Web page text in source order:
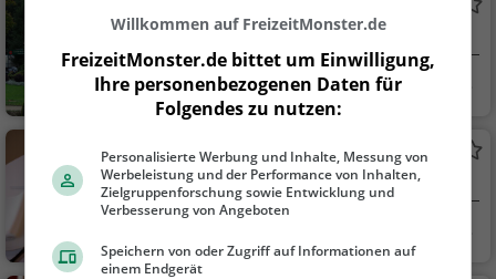
Restaurant in Dresden
Dresden
Restaurant, Aben
dessen, Mittagessen
MuseumsKÜCHE
Restaurant in Dresden
dessen, Mittagessen
Willkommen auf FreizeitMonster.de
FreizeitMonster.de bittet um Einwilligung,
Ihre personenbezogenen Daten für
Folgendes zu nutzen:
Personalisierte Werbung und Inhalte, Messung von
Werbeleistung und der Performance von Inhalten,
Zielgruppenforschung sowie Entwicklung und
Verbesserung von Angeboten
Speichern von oder Zugriff auf Informationen auf
einem Endgerät